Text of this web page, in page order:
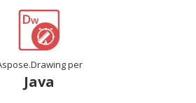
per
Java